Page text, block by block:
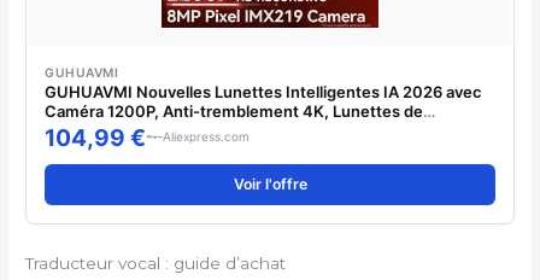
GUHUAVMI
GUHUAVMI Nouvelles Lunettes Intelligentes IA 2026 avec
Caméra 1200P, Anti-tremblement 4K, Lunettes de
Cyclisme Coupe-vent, Traducteur Vocal IA, Appel Audio à
Oreille Ouverte, Lunettes de Soleil
104,99 € Aliexpress.com
Voir l'offre
Traducteur vocal : guide d’achat